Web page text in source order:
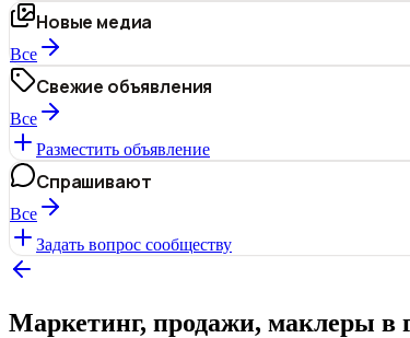
Новые медиа
Все
Свежие объявления
Все
Разместить объявление
Спрашивают
Все
Задать вопрос сообществу
Маркетинг, продажи, маклеры в